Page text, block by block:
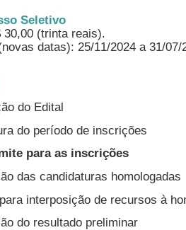
Seletivo
30,00 (trinta reais).
datas): 25/11/2024 a 31/07/
do Edital
do período de inscrições
para as inscrições
das candidaturas homologadas
interposição de recursos à
do resultado preliminar